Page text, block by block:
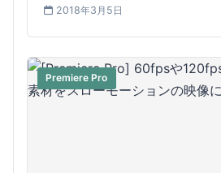
2018年3月5日
Premiere Pro